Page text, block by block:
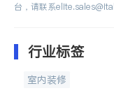
台，请联系
行业标签
室内装修